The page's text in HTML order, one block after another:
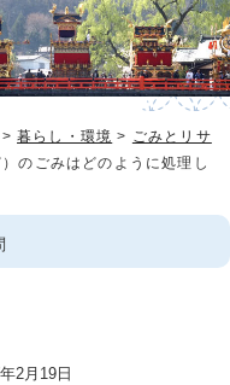
>暮らし・環境 > ごみとリサ
のごみはどのように処理し
月19日